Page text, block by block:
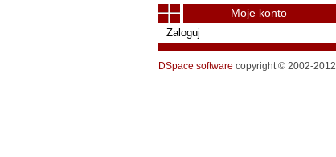
Moje konto
Zaloguj
DSpace software copyright © 2002-2012